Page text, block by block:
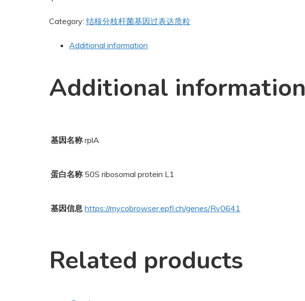
Category: 结核分枝杆菌基因过表达质粒
Additional information
Additional information
基因名称 rplA
蛋白名称 50S ribosomal protein L1
基因信息 https://mycobrowser.epfl.ch/genes/Rv0641
Related products